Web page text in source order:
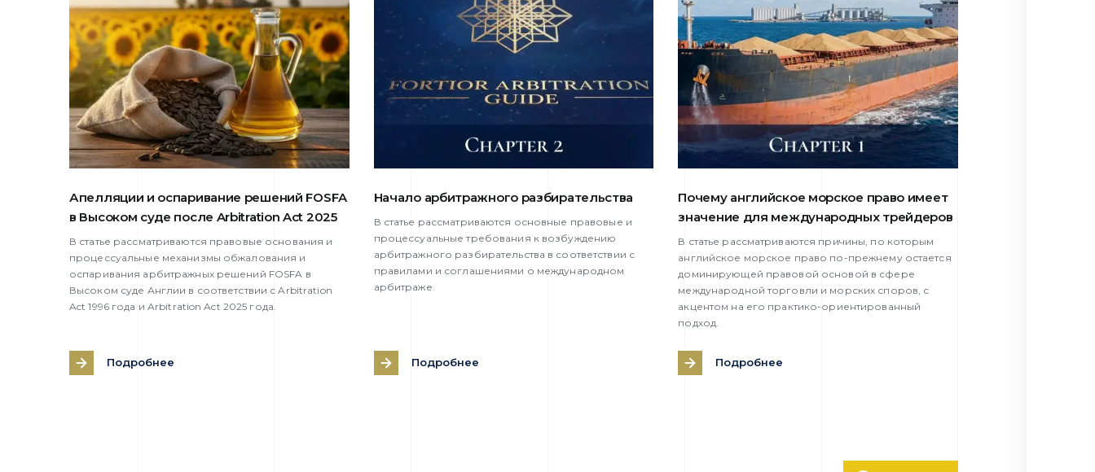
Апелляции и оспаривание решений FOSFA
в Высоком суде после Arbitration Act 2025
В статье рассматриваются правовые основания и
процессуальные механизмы обжалования и
оспаривания арбитражных решений FOSFA в
Высоком суде Англии в соответствии с Arbitration
Act 1996 года и Arbitration Act 2025 года.
Подробнее
Начало арбитражного разбирательства
В статье рассматриваются основные правовые и
процессуальные требования к возбуждению
арбитражного разбирательства в соответствии с
правилами и соглашениями о международном
арбитраже.
Подробнее
Почему английское морское право имеет
значение для международных трейдеров
В статье рассматриваются причины, по которым
английское морское право по-прежнему остается
доминирующей правовой основой в сфере
международной торговли и морских споров, с
акцентом на его практико-ориентированный
подход.
Подробнее